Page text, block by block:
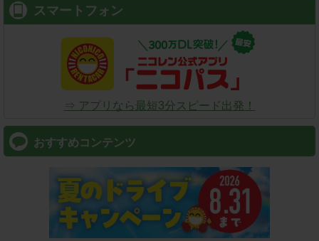
スマートフォン
⇒ アプリなら最短3分スピード出発！
おすすめコンテンツ